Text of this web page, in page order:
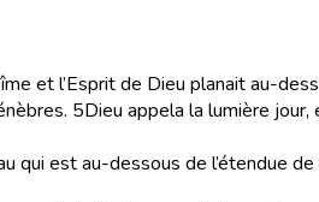
et l’Esprit de Dieu planait au-
5Dieu appela la lumière
qui est au-dessous de l’étendue